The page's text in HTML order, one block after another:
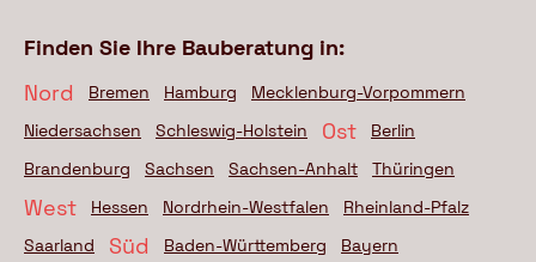
Finden Sie Ihre Bauberatung in:
Nord
Bremen Hamburg
Mecklenburg-Vorpommern
Niedersachsen
Schleswig-Holstein Ost
Berlin
Brandenburg
Sachsen Sachsen-Anhalt Thüringen
West Hessen Nordrhein-Westfalen
Rheinland-Pfalz
Saarland
Süd Baden-Württemberg Bayern